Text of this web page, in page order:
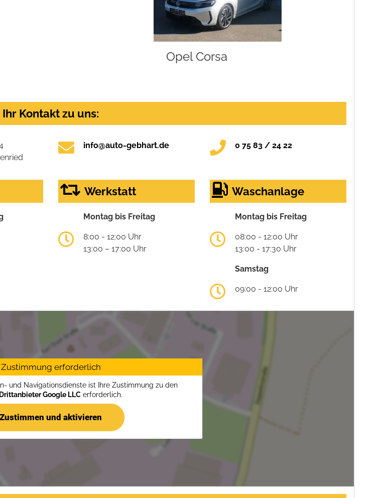
Opel Corsa
Ihr Kontakt zu uns:
info@auto-gebhart.de 0 75 83 / 24 22
Werkstatt
Montag bis Freitag
8:00 - 12:00 Uhr
13:00 – 17:00 Uhr
Waschanlage
Montag bis Freitag
08:00 - 12:00 Uhr
13:00 - 17:30 Uhr
Samstag
09:00 - 12:00 Uhr
Zustimmung erforderlich
und Navigationsdienste ist Ihre Zustimmung zu den
Google LLC erforderlich.
Zustimmen und aktivieren